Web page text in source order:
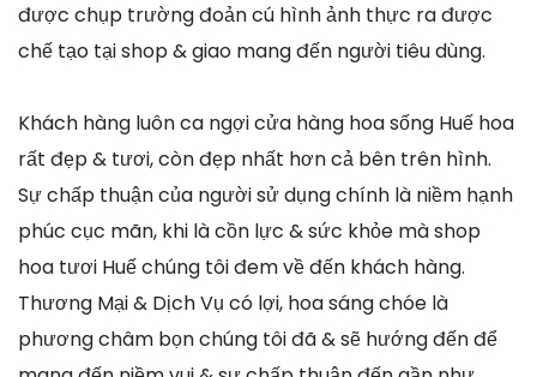
được chụp trường đoản cú hình ảnh thực ra được
chế tạo tại shop & giao mang đến người tiêu dùng.
Khách hàng luôn ca ngợi cửa hàng hoa sống Huế hoa
rất đẹp & tươi, còn đẹp nhất hơn cả bên trên hình.
Sự chấp thuận của người sử dụng chính là niềm hạnh
phúc cục mãn, khi là cồn lực & sức khỏe mà shop
hoa tươi Huế chúng tôi đem về đến khách hàng.
Thương Mại & Dịch Vụ có lợi, hoa sáng chóe là
phương châm bọn chúng tôi đã & sẽ hướng đến để